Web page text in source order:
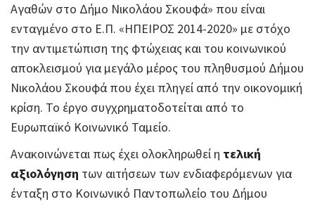
Αγαθών στο Δήμο Νικολάου Σκουφά» που είναι
ενταγμένο στο Ε.Π. «ΗΠΕΙΡΟΣ 2014-2020» με στόχο
την αντιμετώπιση της φτώχειας και του κοινωνικού
αποκλεισμού για μεγάλο μέρος του πληθυσμού Δήμου
Νικολάου Σκουφά που έχει πληγεί από την οικονομική
κρίση. Το έργο συγχρηματοδοτείται από το
Ευρωπαϊκό Κοινωνικό Ταμείο.
Ανακοινώνεται πως έχει ολοκληρωθεί η τελική
αξιολόγηση των αιτήσεων των ενδιαφερόμενων για
ένταξη στο Κοινωνικό Παντοπωλείο του Δήμου